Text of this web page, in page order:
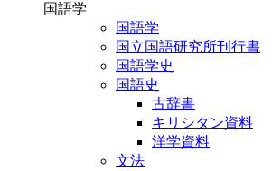
国語学
国語学
国立国語研究所刊行書
国語学史
国語史
古辞書
キリシタン資料
洋学資料
文法